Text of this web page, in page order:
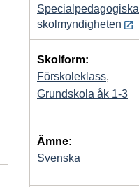
Specialpedagogiska
skolmyndigheten
Skolform:
Förskoleklass,
Grundskola åk 1-3
Ämne:
Svenska